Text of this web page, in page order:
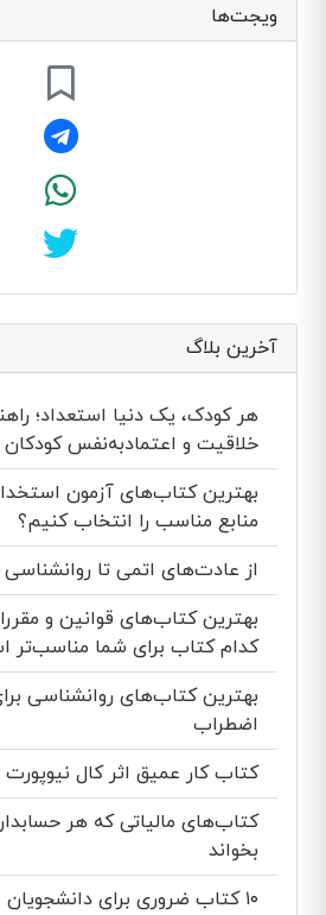
ویجت‌ها
آخرین بلاگ
هر کودک، یک دنیا استعداد؛
خلاقیت و اعتمادبه‌نفس کودکان
منابع مناسب را انتخاب کنیم؟
از عادت‌های اتمی تا روانشناسی
کدام کتاب برای شما مناسب‌تر
بهترین کتاب‌های روانشناسی
اضطراب
کتاب کار عمیق اثر کال نیوپورت
کتاب‌های مالیاتی که هر
بخواند
۱۰ کتاب ضروری برای دانشجویان سال اول پزشکی